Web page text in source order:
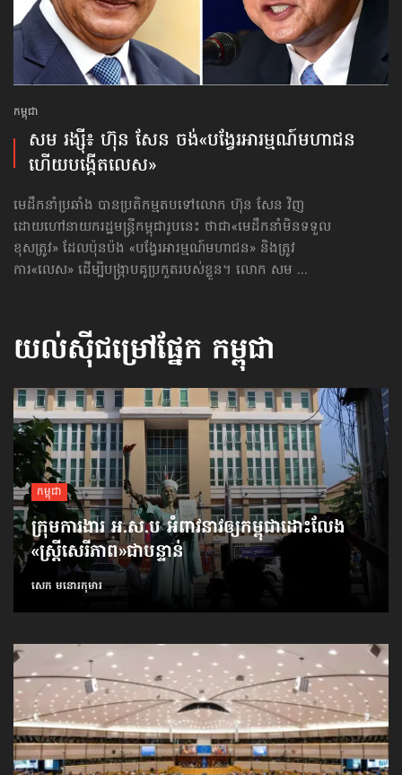
កម្ពុជា
សម រង្ស៊ី៖ ហ៊ុន សែន ចង់«បង្វែរ​អារម្មណ៍​មហាជន
ហើយបង្កើតលេស»
មេដឹកនាំប្រឆាំង បានប្រតិកម្មតបទៅលោក ហ៊ុន សែន វិញ
ដោយហៅនាយករដ្ឋមន្ត្រីកម្ពុជារូបនេះ ថាជា«មេដឹកនាំមិនទទួល
ខុសត្រូវ» ដែលប៉ុនប៉ង «បង្វែរ​អារម្មណ៍​មហាជន» និងត្រូវ
ការ«លេស» ដើម្បីបង្ក្រាបគូប្រកួតរបស់ខ្លួន។ លោក សម ...
យល់ស៊ីជម្រៅផ្នែក កម្ពុជា
កម្ពុជា
ក្រុមការងារ អ.ស.ប អំពាវនាវ​ឲ្យកម្ពុជា​ដោះលែង​
«ស្ត្រីសេរីភាព»​ជាបន្ទាន់
សេក មនោរកុមារ